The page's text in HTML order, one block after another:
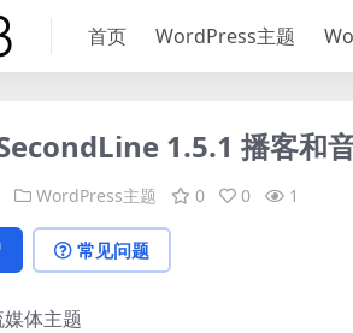
首页 WordPress主题
1.5.1 播客和
WordPress主题 0 0 1
常见问题
体主题